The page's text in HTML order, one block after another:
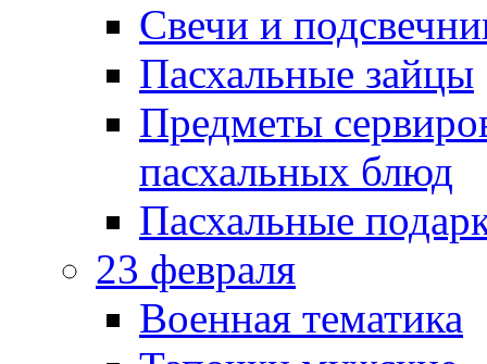
Свечи и
Пасхальные зайцы
Предметы
пасхальных блюд
Пасхальные
23 февраля
Военная тематика